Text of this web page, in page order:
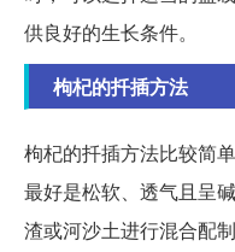
供良好的生长条件。
枸杞的扦插方法
枸杞的扦插方法比较简
最好是松软、透气且呈
渣或河沙土进行混合配